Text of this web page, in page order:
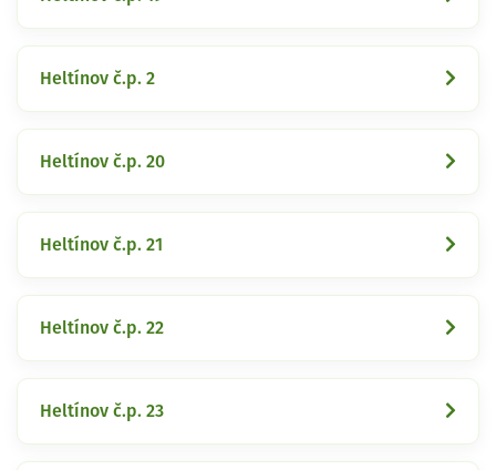
Heltínov č.p. 2
Heltínov č.p. 20
Heltínov č.p. 21
Heltínov č.p. 22
Heltínov č.p. 23